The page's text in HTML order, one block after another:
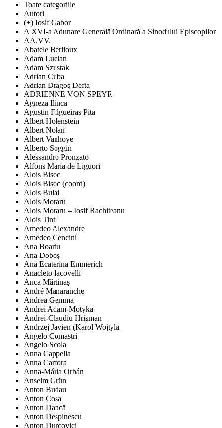
Toate categoriile
Autori
(+) Iosif Gabor
A XVI-a Adunare Generală Ordinară a Sinodului Episcopilor
AA.VV.
Abatele Berlioux
Adam Lucian
Adam Szustak
Adrian Cuba
Adrian Dragoş Defta
ADRIENNE VON SPEYR
Agneza Ilinca
Agustin Filgueiras Pita
Albert Holenstein
Albert Nolan
Albert Vanhoye
Alberto Soggin
Alessandro Pronzato
Alfons Maria de Liguori
Alois Bisoc
Alois Bișoc (coord)
Alois Bulai
Alois Moraru
Alois Moraru – Iosif Rachiteanu
Alois Tinti
Amedeo Alexandre
Amedeo Cencini
Ana Boariu
Ana Doboș
Ana Ecaterina Emmerich
Anacleto Iacovelli
Anca Mărtinaş
André Manaranche
Andrea Gemma
Andrei Adam-Motyka
Andrei-Claudiu Hrişman
Andrzej Javien (Karol Wojtyla
Angelo Comastri
Angelo Scola
Anna Cappella
Anna Carfora
Anna-Mária Orbán
Anselm Grün
Anton Budau
Anton Cosa
Anton Dancă
Anton Despinescu
Anton Durcovici